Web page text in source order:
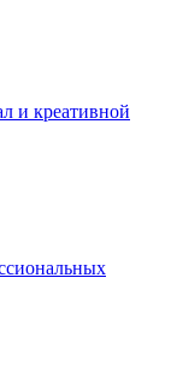
и креативной